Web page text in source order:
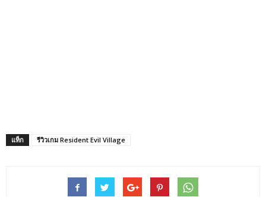
แท็ก รีวิวเกม Resident Evil Village